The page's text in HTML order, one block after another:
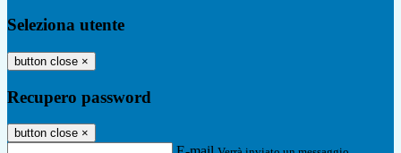
Seleziona utente
button close ×
Recupero password
button close ×